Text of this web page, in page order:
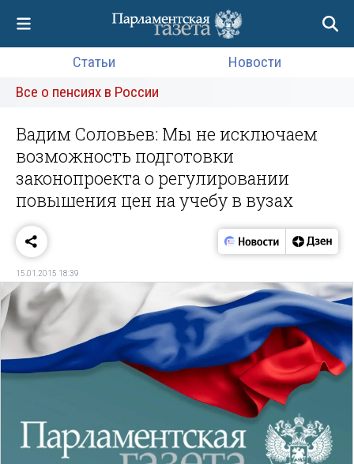
Статьи
Новости
Все о пенсиях в России
Вадим Соловьев: Мы не исключаем
возможность подготовки
законопроекта о регулировании
повышения цен на учебу в вузах
15.01.2015 18:39